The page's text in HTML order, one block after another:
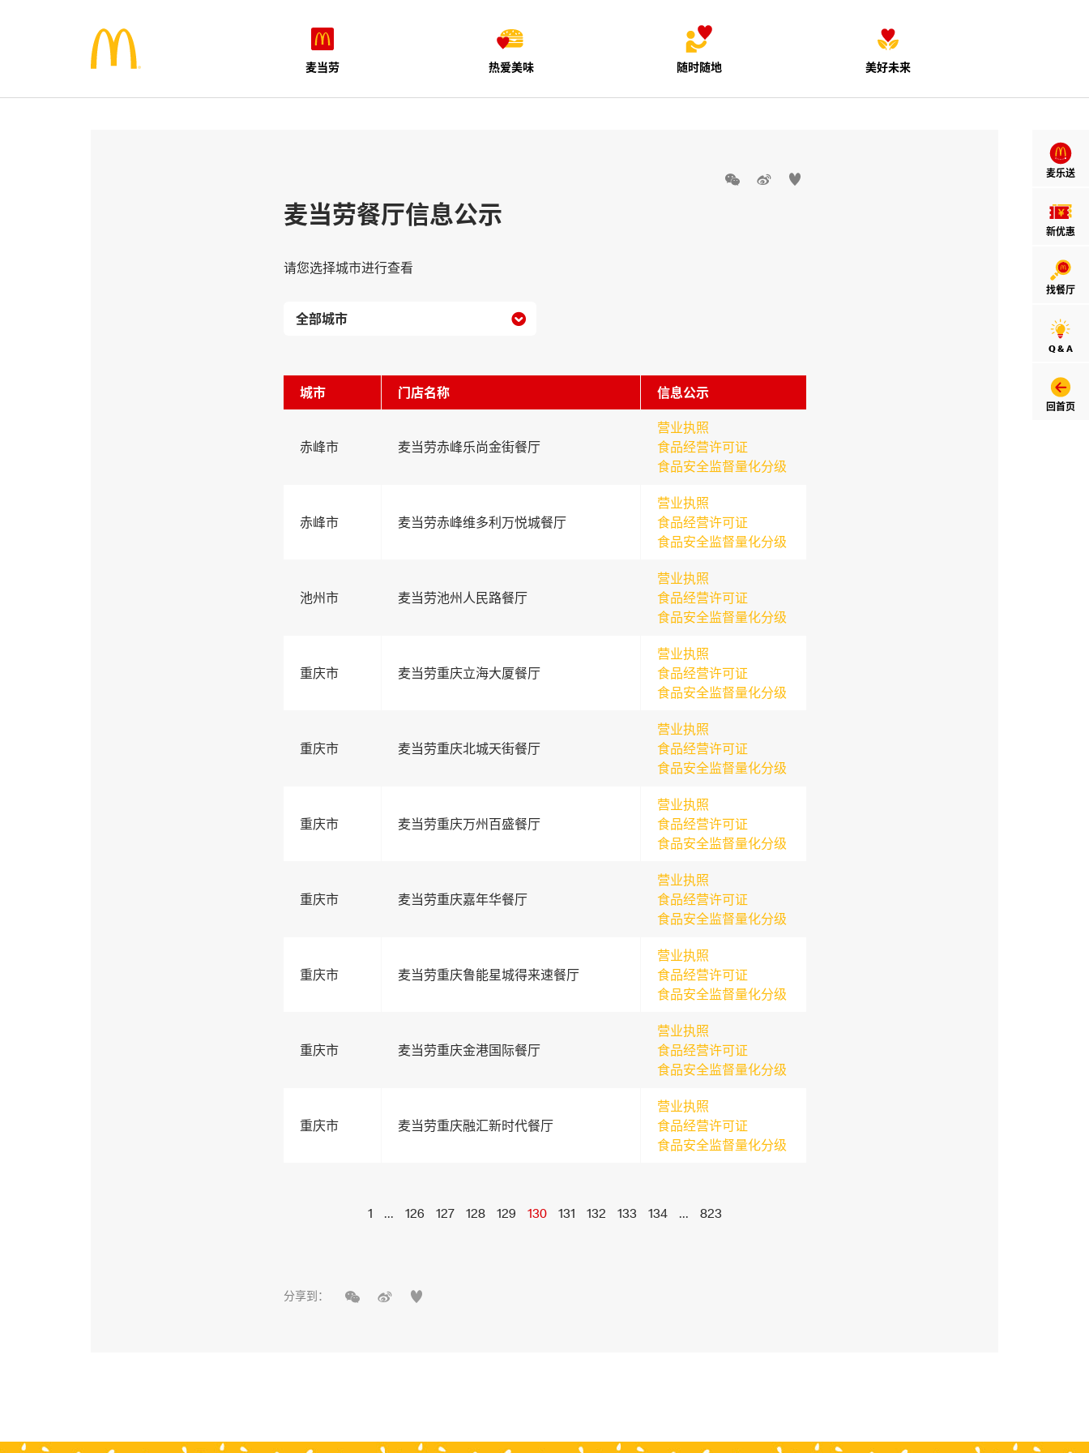
麦当劳 热爱美味 随时随地 美好未来
麦乐送
新优惠
找餐厅
Q & A
回首页
  
麦当劳餐厅信息公示
请您选择城市进行查看

城市 门店名称 信息公示
赤峰市 麦当劳赤峰乐尚金街餐厅
营业执照
食品经营许可证
食品安全监督量化分级
赤峰市 麦当劳赤峰维多利万悦城餐厅
营业执照
食品经营许可证
食品安全监督量化分级
池州市 麦当劳池州人民路餐厅
营业执照
食品经营许可证
食品安全监督量化分级
重庆市 麦当劳重庆立海大厦餐厅
营业执照
食品经营许可证
食品安全监督量化分级
重庆市 麦当劳重庆北城天街餐厅
营业执照
食品经营许可证
食品安全监督量化分级
重庆市 麦当劳重庆万州百盛餐厅
营业执照
食品经营许可证
食品安全监督量化分级
重庆市 麦当劳重庆嘉年华餐厅
营业执照
食品经营许可证
食品安全监督量化分级
重庆市 麦当劳重庆鲁能星城得来速餐厅
营业执照
食品经营许可证
食品安全监督量化分级
重庆市 麦当劳重庆金港国际餐厅
营业执照
食品经营许可证
食品安全监督量化分级
重庆市 麦当劳重庆融汇新时代餐厅
营业执照
食品经营许可证
食品安全监督量化分级
1 ... 126 127 128 129 130 131 132 133 134 ... 823
分享到：   